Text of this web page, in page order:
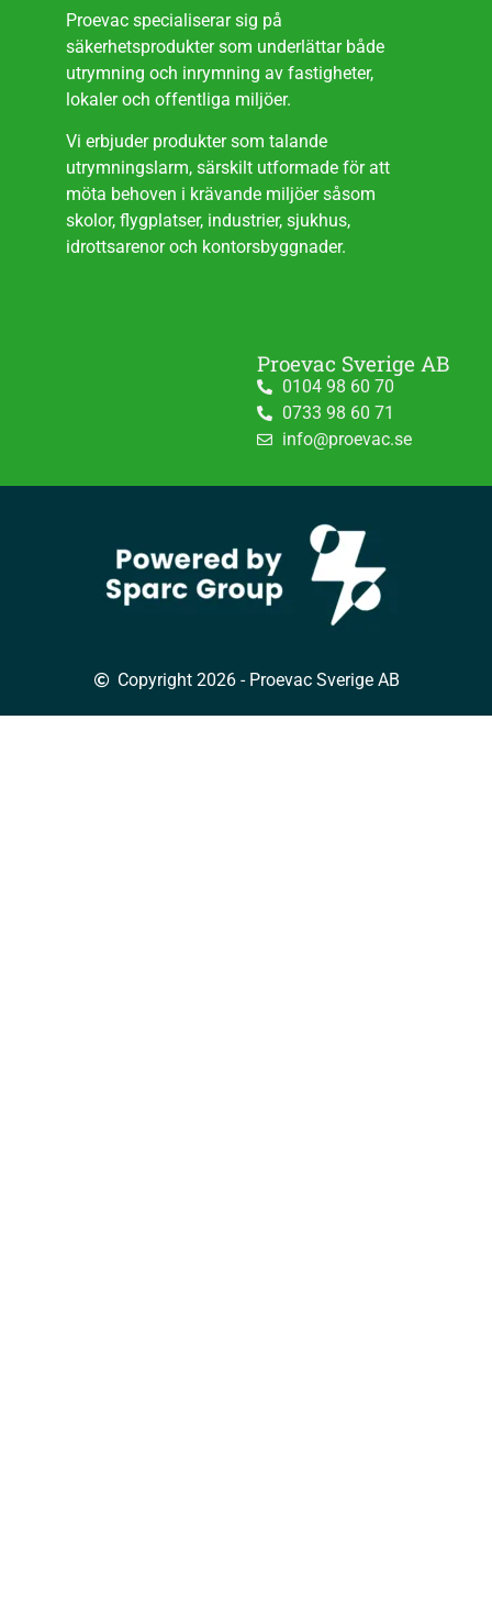
Proevac specialiserar sig på
säkerhetsprodukter som underlättar både
utrymning och inrymning av fastigheter,
lokaler och offentliga miljöer.
Vi erbjuder produkter som talande
utrymningslarm, särskilt utformade för att
möta behoven i krävande miljöer såsom
skolor, flygplatser, industrier, sjukhus,
idrottsarenor och kontorsbyggnader.
Proevac Sverige AB
0104 98 60 70
0733 98 60 71
info@proevac.se
Copyright 2026 - Proevac Sverige AB